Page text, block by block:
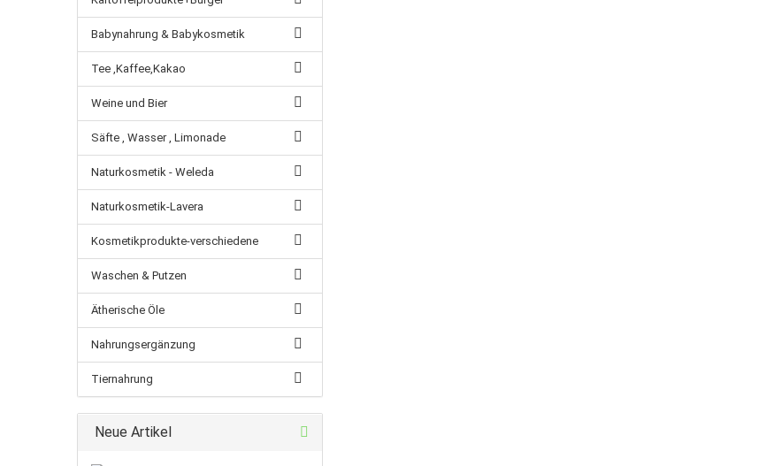
Babynahrung & Babykosmetik
Tee ,Kaffee,Kakao
Weine und Bier
Säfte , Wasser , Limonade
Naturkosmetik - Weleda
Naturkosmetik-Lavera
Kosmetikprodukte-verschiedene
Waschen & Putzen
Ätherische Öle
Nahrungsergänzung
Tiernahrung
Neue Artikel